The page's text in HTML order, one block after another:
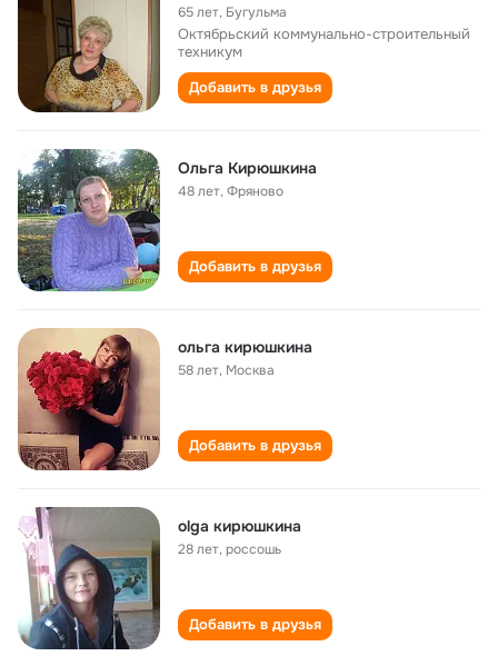
65 лет, Бугульма
Октябрьский коммунально-строительный
техникум
Добавить в друзья
Ольга Кирюшкина
48 лет,Фряново
Добавить в друзья
ольга кирюшкина
58 лет, Москва
Добавить в друзья
olga кирюшкина
28 лет,россошь
Добавить в друзья